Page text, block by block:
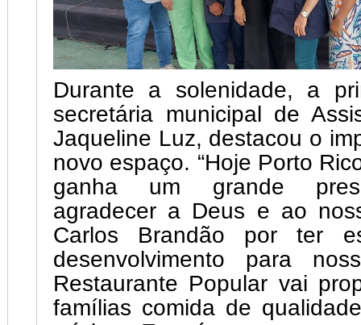
Durante a solenidade, a
secretária municipal de
Jaqueline Luz, destacou o
novo espaço. “Hoje Porto
ganha um grande
agradecer a Deus e ao
Carlos Brandão por ter
desenvolvimento para
Restaurante Popular vai
famílias comida de